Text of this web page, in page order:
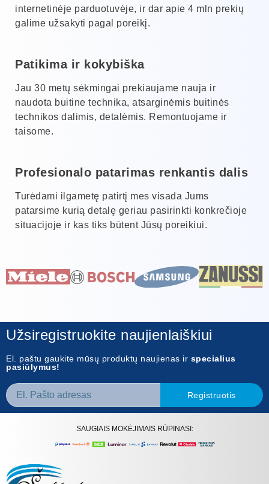
internetinėje parduotuvėje, ir dar apie 4 mln prekių
galime užsakyti pagal poreikį.
Patikima ir kokybiška
Jau 30 metų sėkmingai prekiaujame nauja ir
naudota buitine technika, atsarginėmis buitinės
technikos dalimis, detalėmis. Remontuojame ir
taisome.
Profesionalo patarimas renkantis dalis
Turėdami ilgametę patirtį mes visada Jums
patarsime kurią detalę geriau pasirinkti konkrečioje
situacijoje ir kas tiks būtent Jūsų poreikiui.
Užsiregistruokite naujienlaiškiui
El. paštu gaukite mūsų produktų naujienas ir specialius
pasiūlymus!
Registruotis
SAUGIAIS MOKĖJIMAIS RŪPINASI: